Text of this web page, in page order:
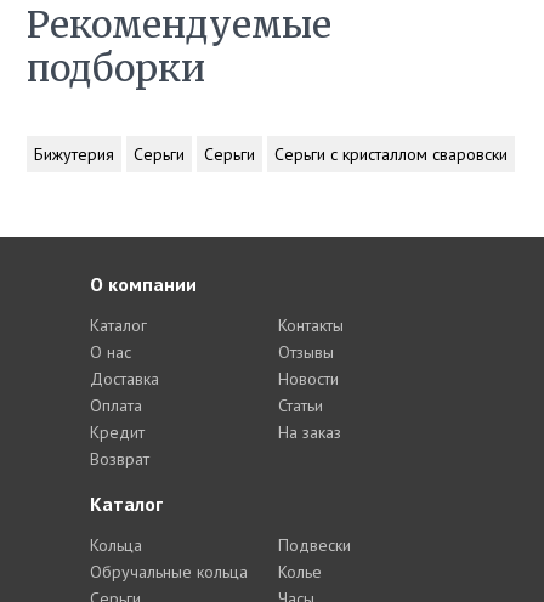
Рекомендуемые
подборки
Бижутерия Серьги Серьги Серьги с кристаллом сваровски
Каталог
Кольца
Обручальные кольца
Подвески
Колье
О компании
Каталог
О нас
Доставка
Оплата
Кредит
Возврат
Контакты
Отзывы
Новости
Статьи
На заказ